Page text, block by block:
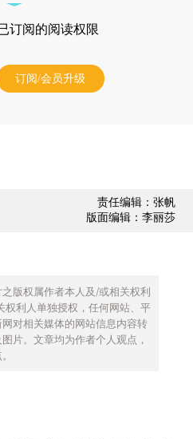
订阅的阅读权限
订阅/会员升级
责任编辑：张帆
版面编辑：李丽莎
版权属作者本人及/或相关权利
权利人单独授权，任何网站、平
对相关媒体的网站信息内容转
片。文章均为作者个人观点，